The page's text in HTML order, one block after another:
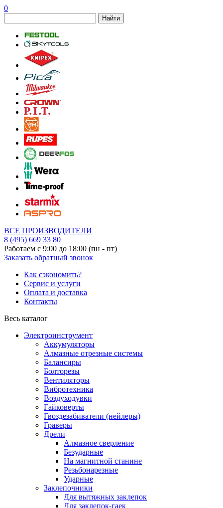
0
Найти
ВСЕ ПРОИЗВОДИТЕЛИ
8 (495) 669 33 80
Работаем с 9:00 до 18:00 (пн - пт)
Заказать обратный звонок
Как сэкономить?
Сервис и услуги
Оплата и доставка
Контакты
Весь каталог
Электроинструмент
Аккумуляторы
Алмазные отрезные системы
Балансиры
Болторезы
Вентиляторы
Вибротехника
Воздуходувки
Гайковерты
Гвоздезабиватели (нейлеры)
Граверы
Дрели
Алмазное сверление
Безударные
На магнитной станине
Резьбонарезные
Ударные
Заклепочники
Для вытяжных заклепок
Для заклепок-гаек